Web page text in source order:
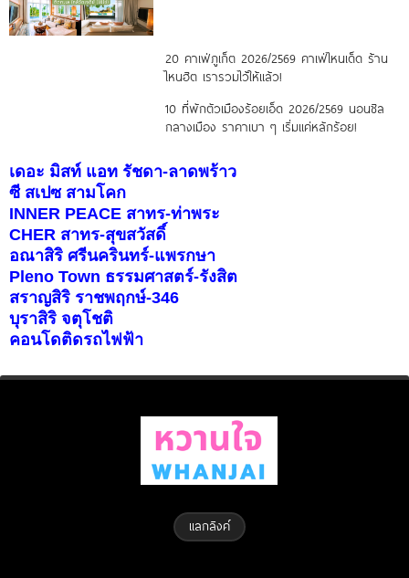
20 คาเฟ่ภูเก็ต 2026/2569 คาเฟ่ไหนเด็ด ร้าน
ไหนฮิต เรารวมไว้ให้แล้ว!
10 ที่พักตัวเมืองร้อยเอ็ด 2026/2569 นอนชิล
กลางเมือง ราคาเบา ๆ เริ่มแค่หลักร้อย!
เดอะ มิสท์ แอท รัชดา-ลาดพร้าว
ซี สเปซ สามโคก
INNER PEACE สาทร-ท่าพระ
CHER สาทร-สุขสวัสดิ์
อณาสิริ ศรีนครินทร์-แพรกษา
Pleno Town ธรรมศาสตร์-รังสิต
สราญสิริ ราชพฤกษ์-346
บุราสิริ จตุโชติ
คอนโดติดรถไฟฟ้า
แลกลิงค์